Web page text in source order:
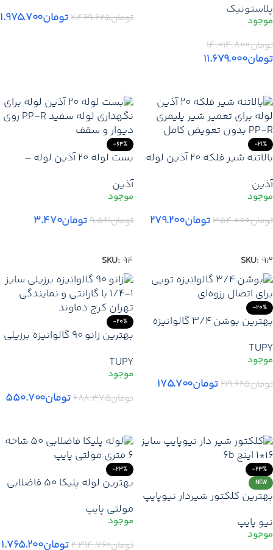
پلاستونیک – نمایندگی تهران
کرج
پلاستونیک
تومان۱۴.۰۱۴.۸۰۰
تومان۱۱.۶۷۹.۰۰۰
برزیلی توپی + گارانتی
تومان۲.۴۶۹.۶۲۵تومان۱.۹۷۵.۷۰۰
-21%
بالاتنه شیر فلکه ۲۰ آذین لوله
عملکرد شیر فلکه PPR
آذین
تومان۳۵۴.۰۰۰تومان۲۷۹.۲۰۰
SKU: 93
-64%
بست لوله ۲۰ آذین لوله –
روی دیوار و سقف
آذین
تومان۹.۵۶۱تومان۳.۴۷۰
SKU: 94
-20%
بهترین بوشن 3/4 گالوانیزه
کرج لواسان دماوند
TUPY
تومان۲۱۹.۶۲۵تومان۱۷۵.۷۰۰
-20%
بهترین زانو 90 گالوانیزه برزیلی
گارانتی + نمایندگی تهران کرج
دماوند
TUPY
تومان۶۸۸.۳۷۵تومان۵۵۰.۷۰۰
-23%
NEW
بهترین کلکتور شیردار نیوپایپ
خرید کلکتور جدید نیوپایپ +
نمایندگی تهران کرج دماوند
نیو پایپ
-23%
بهترین لوله پلیکا 50 فاضلابی
قمیت خرید ارزانترین لوله پلیکا
تهران کرج دماوند
مولتی پایپ
تومان۲.۲۹۴.۷۶۰تومان۱.۷۶۵.۲۰۰